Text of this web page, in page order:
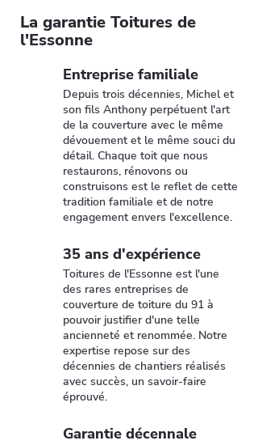
La garantie Toitures de
l'Essonne
Entreprise familiale
Depuis trois décennies, Michel et
son fils Anthony perpétuent l'art
de la couverture avec le même
dévouement et le même souci du
détail. Chaque toit que nous
restaurons, rénovons ou
construisons est le reflet de cette
tradition familiale et de notre
engagement envers l'excellence.
35 ans d'expérience
Toitures de l'Essonne est l'une
des rares entreprises de
couverture de toiture du 91 à
pouvoir justifier d'une telle
ancienneté et renommée. Notre
expertise repose sur des
décennies de chantiers réalisés
avec succès, un savoir-faire
éprouvé.
Garantie décennale